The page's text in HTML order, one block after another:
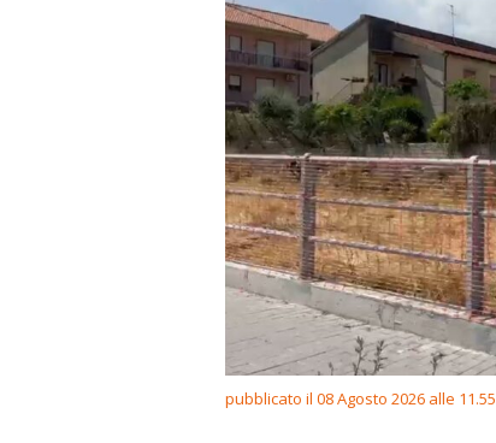
pubblicato il 08 Agosto 2026 alle 11.55